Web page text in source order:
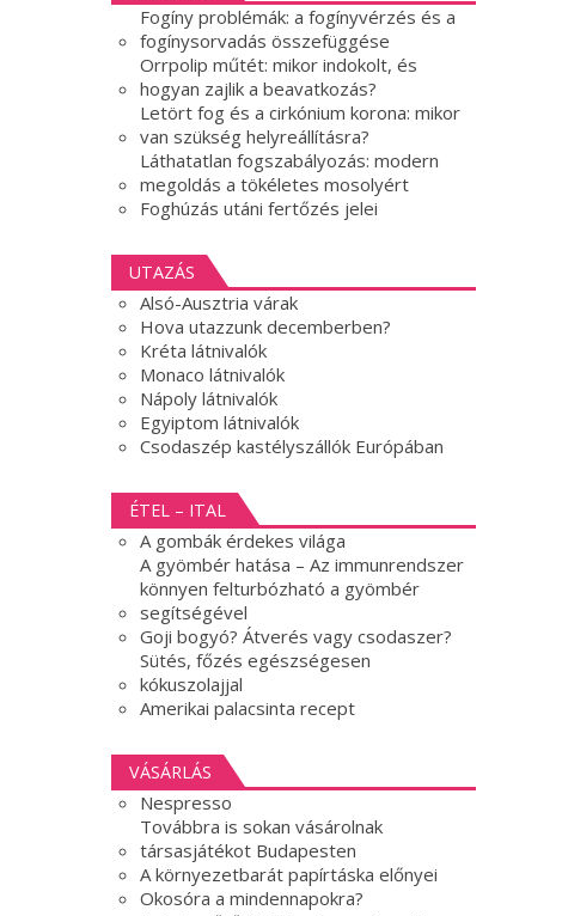
Fogíny problémák: a fogínyvérzés és a
fogínysorvadás összefüggése
Orrpolip műtét: mikor indokolt, és
hogyan zajlik a beavatkozás?
Letört fog és a cirkónium korona: mikor
van szükség helyreállításra?
Láthatatlan fogszabályozás: modern
megoldás a tökéletes mosolyért
Foghúzás utáni fertőzés jelei
UTAZÁS
Alsó-Ausztria várak
Hova utazzunk decemberben?
Kréta látnivalók
Monaco látnivalók
Nápoly látnivalók
Egyiptom látnivalók
Csodaszép kastélyszállók Európában
ÉTEL – ITAL
A gombák érdekes világa
A gyömbér hatása – Az immunrendszer
könnyen felturbózható a gyömbér
segítségével
Goji bogyó? Átverés vagy csodaszer?
Sütés, főzés egészségesen
kókuszolajjal
Amerikai palacsinta recept
VÁSÁRLÁS
Nespresso
Továbbra is sokan vásárolnak
társasjátékot Budapesten
A környezetbarát papírtáska előnyei
Okosóra a mindennapokra?